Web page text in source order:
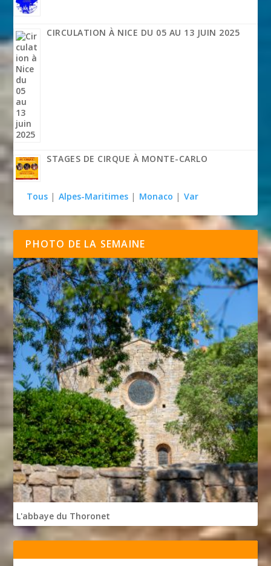
CIRCULATION À NICE DU 05 AU 13 JUIN 2025
STAGES DE CIRQUE À MONTE-CARLO
Tous | Alpes-Maritimes | Monaco | Var
PHOTO DE LA SEMAINE
L'abbaye du Thoronet